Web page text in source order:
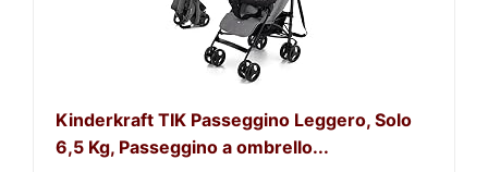
Kinderkraft TIK Passeggino Leggero, Solo
6,5 Kg, Passeggino a ombrello...